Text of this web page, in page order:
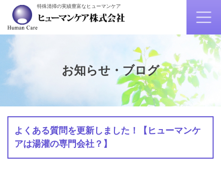
特殊清掃の実績豊富なヒューマンケア
お知らせ・ブログ
よくある質問を更新しました！【ヒューマンケ
アは湯灌の専門会社？】